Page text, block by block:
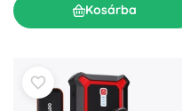
Kosárba